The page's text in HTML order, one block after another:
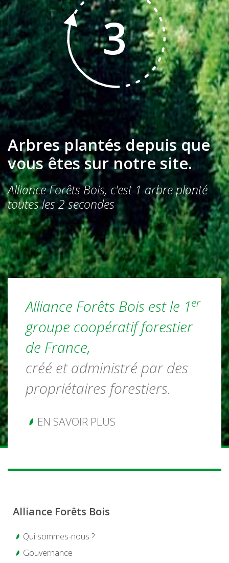
3
Arbres plantés depuis que
vous êtes sur notre site.
Alliance Forêts Bois, c'est 1 arbre planté
toutes les 2 secondes
Alliance Forêts Bois est le 1er
groupe coopératif forestier
de France,
créé et administré par des
propriétaires forestiers.
EN SAVOIR PLUS
Alliance Forêts Bois
Qui sommes-nous ?
Gouvernance